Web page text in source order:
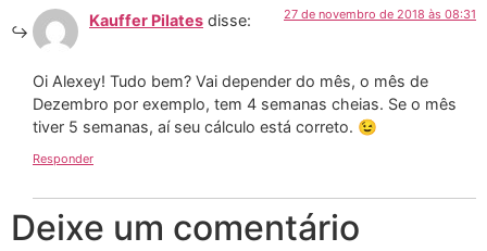
Kauffer Pilates disse: 27 de novembro de 2018 às 08:31
Oi Alexey! Tudo bem? Vai depender do mês, o mês de
Dezembro por exemplo, tem 4 semanas cheias. Se o mês
tiver 5 semanas, aí seu cálculo está correto. 😉
Responder
Deixe um comentário